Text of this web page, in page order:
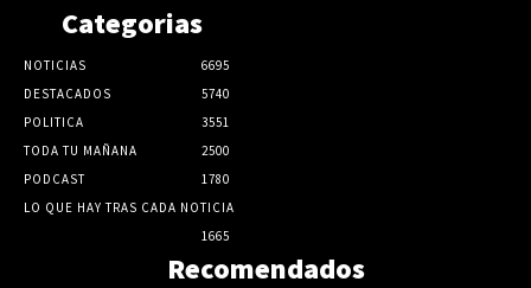
Categorias
NOTICIAS
6695
DESTACADOS
5740
POLITICA
3551
TODA TU MAÑANA
2500
PODCAST
1780
LO QUE HAY TRAS CADA NOTICIA
1665
Recomendados